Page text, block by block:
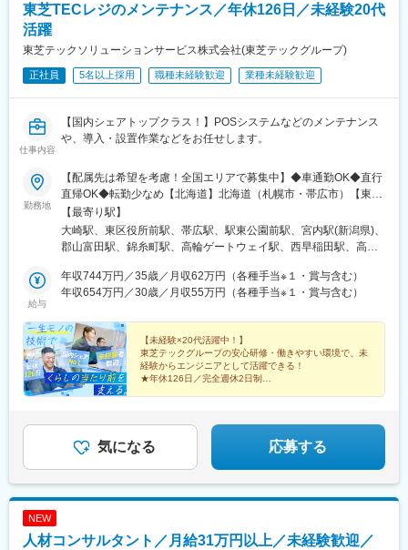
東芝TECレジのメンテナンス／年休126日／未経験20代
活躍
東芝テックソリューションサービス株式会社(東芝テックグループ)
正社員 5名以上採用 職種未経験歓迎 業種未経験歓迎
仕事内容
【国内シェアトップクラス！】POSシステムなどのメンテナンス
や、導入・設置作業などをお任せします。
勤務地
【配属先は希望を考慮！全国エリアで募集中】◆車通勤OK◆直行
直帰OK◆転勤少なめ【北海道】北海道（札幌市・帯広市）【東
北】福島県（郡山市）【関東】東京都内、神奈川県（平塚市）
【東海】愛知県（豊橋市・安城市）、三重県（津市）、静岡県
（静岡市）、石川県（金沢市）【関西】大阪府（大阪市・吹田
市）、兵庫県（神戸市）、奈良県（奈良市）【九州】佐賀県（神
崎郡）、宮崎県（宮崎市）、長崎県（西彼杵郡）※ご希望に合わせ
（勤務地一覧参照）もご相談ください！【受動喫煙対策】屋内全
面禁煙
【最寄り駅】
大崎駅、東区役所前駅、帯広駅、駅東公園前駅、宮内駅(新潟県)、
郡山富田駅、錦糸町駅、高輪ゲートウェイ駅、西早稲田駅、高松
船橋駅、豊四季駅、天王町駅、小田急相模原駅、市が尾駅、平塚
駅、三河安城駅、新豊橋駅、阿漕駅、新正駅、七ツ屋駅、小泉町
駅、星ケ丘駅(大阪府)、中百舌鳥駅、新大宮駅、和歌山駅、紀伊田
辺駅、十条駅(京都府・近鉄線)、福知山駅、貿易センター駅、明石
駅、手柄駅、吉野ケ里公園駅、宮崎駅、高田駅(長崎県)、五反田
駅、亀戸駅、東新宿駅、立川北駅、本川越駅、天台駅、大神宮下
駅、星川駅、豊橋駅、金沢駅、南方駅(大阪府)、肥後橋駅、宮之阪
駅、大崎広小路駅、住吉駅(東京都)、立川駅、川越市駅、船橋駅、
柳生橋駅、阿波座駅、神戸三宮駅(阪神)
給与
年収744万円／35歳／月収62万円（各種手当※１・賞与含む）
年収654万円／30歳／月収55万円（各種手当※１・賞与含む）
【未経験×20代活躍中！】
東芝テックグループの安心研修・働きやすい環境で、未
経験からエンジニアとして活躍できる！
★年休126日／完全週休2日制
★住宅費補助など、手厚い待遇＆福利厚生あり
気になる 応募する
NEW
人材コンサルタント／月給31万円以上／未経験歓迎／